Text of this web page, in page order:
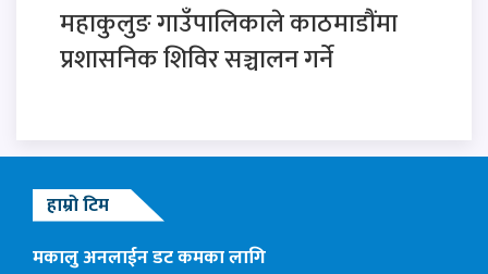
महाकुलुङ गाउँपालिकाले काठमाडौंमा
प्रशासनिक शिविर सञ्चालन गर्ने
हाम्रो टिम
मकालु अनलाईन डट कमका लागि